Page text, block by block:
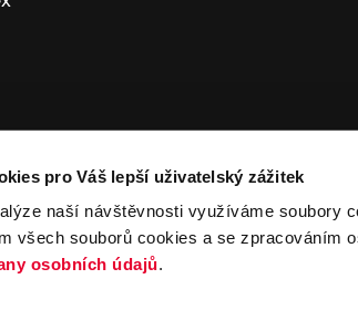
pro Váš lepší uživatelský zážitek
naší návštěvnosti využíváme soubory
všech souborů cookies a se zpracováním
osobních údajů.
Policy and Terms of Service